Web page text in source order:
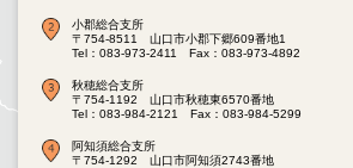
小郡総合支所
〒754-8511 山口市小郡下郷609番地1
Tel：083-973-2411
Fax：083-973-4892
秋穂総合支所
〒754-1192 山口市秋穂東6570番地
Tel：083-984-2121
Fax：083-984-5299
阿知須総合支所
〒754-1292 山口市阿知須2743番地